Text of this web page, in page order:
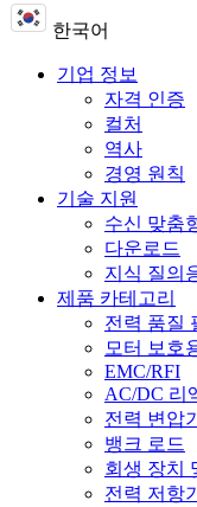
한국어
기업 정보
자격 인증
컬처
역사
경영 원칙
기술 지원
수신 맞춤
다운로드
지식 질의
제품 카테고리
전력 품질
모터 보호
EMC/RFI
AC/DC 리
전력 변압기
뱅크 로드
회생 장치
전력 저항기